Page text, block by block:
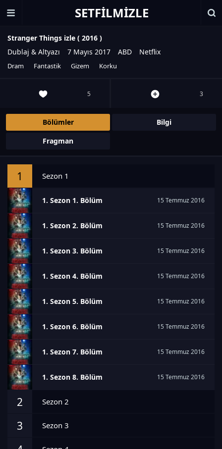
SETFILMIZLE
Stranger Things izle ( 2016 )
Dublaj & Altyazı
7 Mayıs 2017 ABD Netflix
Dram Fantastik Gizem Korku
5 3
Bölümler
Bilgi
Fragman
1 Sezon 1
1. Sezon 1. Bölüm 15 Temmuz 2016
1. Sezon 2. Bölüm 15 Temmuz 2016
1. Sezon 3. Bölüm 15 Temmuz 2016
1. Sezon 4. Bölüm 15 Temmuz 2016
1. Sezon 5. Bölüm 15 Temmuz 2016
1. Sezon 6. Bölüm 15 Temmuz 2016
1. Sezon 7. Bölüm 15 Temmuz 2016
1. Sezon 8. Bölüm 15 Temmuz 2016
2 Sezon 2
3 Sezon 3